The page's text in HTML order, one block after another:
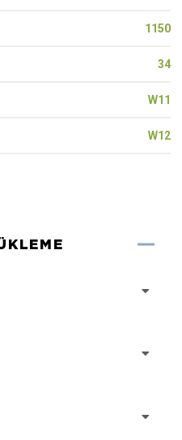
1150
34
W11
W12